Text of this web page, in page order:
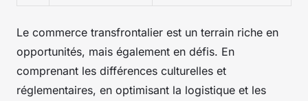
Le commerce transfrontalier est un terrain riche en
opportunités, mais également en défis. En
comprenant les différences culturelles et
réglementaires, en optimisant la logistique et les